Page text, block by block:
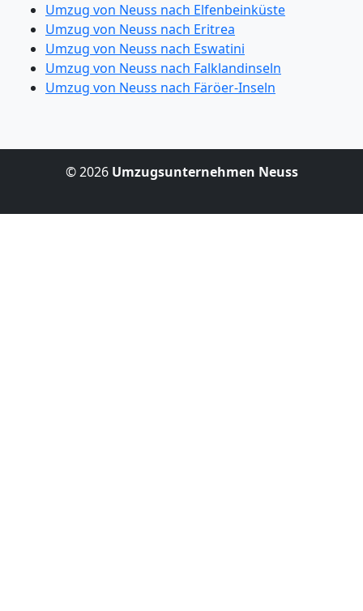
Umzug von Neuss nach Elfenbeinküste
Umzug von Neuss nach Eritrea
Umzug von Neuss nach Eswatini
Umzug von Neuss nach Falklandinseln
Umzug von Neuss nach Färöer-Inseln
© 2026 Umzugsunternehmen Neuss